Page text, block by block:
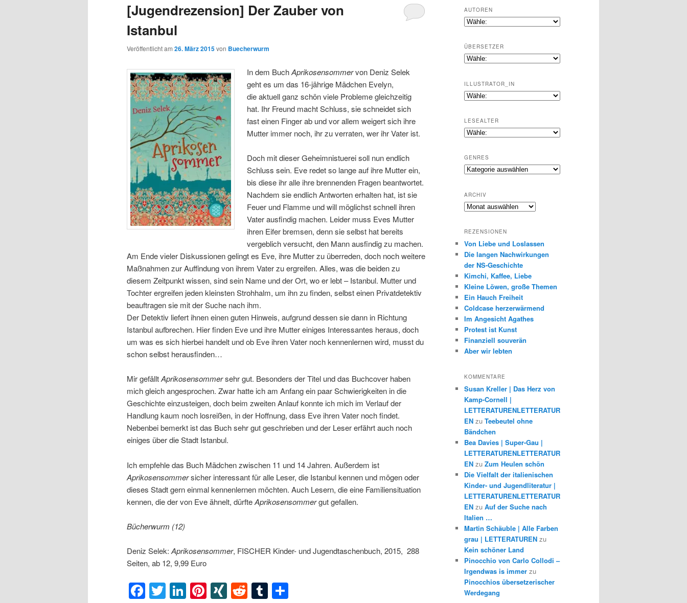
[Jugendrezension] Der Zauber von
Istanbul
Veröffentlicht am 26. März 2015von Buecherwurm
In dem BuchAprikosensommervon Deniz Selek
geht es um das 16-jährige Mädchen Evelyn,
die aktuell ganz schön viele Probleme gleichzeitig
hat. Ihr Freund macht Schluss, sie schneidet sich
fast einen Finger ab und vor allem weigert sich ihre
Mutter immer noch, ihr zu verraten, wer ihr Vater ist.
Doch mit dieser Geheimnistuerei soll nun endlich
Schluss sein. Eve redet so lange auf ihre Mutter ein,
bis diese ihr alle ihre brennenden Fragen beantwortet.
Nachdem sie endlich Antworten erhalten hat, ist sie
Feuer und Flamme und will möglichst schnell ihren
Vater ausfindig machen. Leider muss Eves Mutter
ihren Eifer bremsen, denn sie selbst hat bereits
vergeblich versucht, den Mann ausfindig zu machen.
Am Ende vieler Diskussionen gelingt es Eve, ihre Mutter zu überreden, doch noch weitere
Maßnahmen zur Auffindung von ihrem Vater zu ergreifen. Alles, was die beiden zu
diesem Zeitpunkt wissen, sind sein Name und der Ort, wo er lebt – Istanbul. Mutter und
Tochter ergreifen jeden kleinsten Strohhalm, um ihn zu finden, selbst einen Privatdetektiv
beauftragen sie mit der Suche nach ihm.
Der Detektiv liefert ihnen einen guten Hinweis, aufgrund dessen sie dann in Richtung
Istanbul aufbrechen. Hier finden Eve und ihre Mutter einiges Interessantes heraus, doch
um was es sich hierbei handelt und ob Eve ihren Vater noch kennenlernen wird, musst du
schon selbst herausfinden…
Mir gefälltAprikosensommersehr gut. Besonders der Titel und das Buchcover haben
mich gleich angesprochen. Zwar hatte ich am Anfang ein paar Schwierigkeiten in die
Geschichte einzusteigen, doch beim zweiten Anlauf konnte ich mich im Verlauf der
Handlung kaum noch losreißen, in der Hoffnung, dass Eve ihren Vater noch findet.
Nebenbei bemerkt ist das Buch sehr gut geschrieben und der Leser erfährt auch noch
einiges über die Stadt Istanbul.
Ich empfehle das Buch Mädchen zwischen 11 und 14 Jahren. Außerdem ist
Aprikosensommersicher interessant für alle Leser, die Istanbul kennen und mögen oder
dieses Stadt gern einmal kennenlernen möchten. Auch Lesern, die eine Familiensituation
kennen, die der von Eve ähnelt, dürfteAprikosensommergut gefallen.
Bücherwurm (12)
Deniz Selek:Aprikosensommer, FISCHER Kinder- und Jugendtaschenbuch, 2015, 288
Seiten, ab 12, 9,99 Euro
Facebook
Twitter
LinkedIn
Pinterest
XINGRedditTumblr
AUTOREN
ÜBERSETZER
ILLUSTRATOR_IN
LESEALTER
GENRES
Genres
ARCHIV
Archiv
REZENSIONEN
Von Liebe und Loslassen
Die langen Nachwirkungen
der NS-Geschichte
Kimchi, Kaffee, Liebe
Kleine Löwen, große Themen
Ein Hauch Freiheit
Coldcase herzerwärmend
Im Angesicht Agathes
Protest ist Kunst
Finanziell souverän
Aber wir lebten
KOMMENTARE
Susan Kreller | Das Herz von
Kamp-Cornell |
LETTERATURENLETTERATUR
EN zu Teebeutel ohne
Bändchen
Bea Davies | Super-Gau |
LETTERATURENLETTERATUR
EN zu Zum Heulen schön
Die Vielfalt der italienischen
Kinder- und Jugendliteratur |
LETTERATURENLETTERATUR
EN zu Auf der Suche nach
Italien …
Martin Schäuble | Alle Farben
grau | LETTERATUREN zu
Kein schöner Land
Pinocchio von Carlo Collodi –
Irgendwas is immer zu
Pinocchios übersetzerischer
Werdegang